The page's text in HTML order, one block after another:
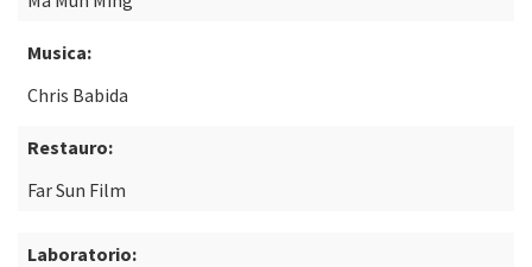
Musica:
Chris Babida
Restauro:
Far Sun Film
Laboratorio: